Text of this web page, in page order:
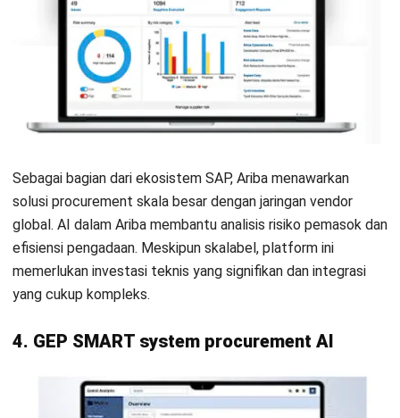
kuat. Solusi ini sangat cocok untuk lembaga dengan
kebutuhan pengadaan yang spesifik, meskipun pengguna
dari sektor umum mungkin merasa antarmukanya agak kaku.
7. Procol procurement system AI
Procol mengusung AI-centric procurement yang
Solusi ini banyak dipakai oleh perusahaan ritel dan
manufaktur yang mencari otomasi ringan. Namun, platform
ini masih berkembang dan belum memiliki skala
komprehensif yang tinggi.
8. Zip AI procurement software